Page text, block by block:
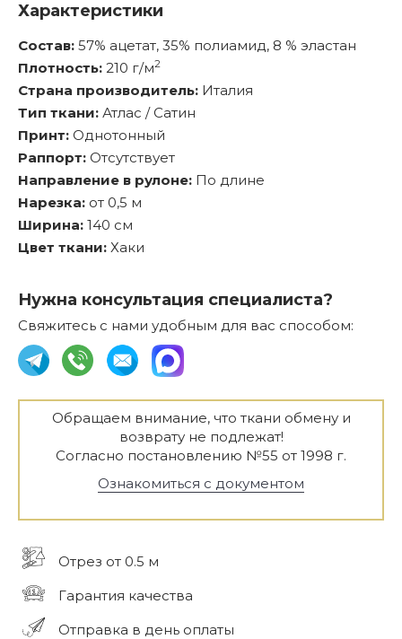
Характеристики
Состав: 57% ацетат, 35% полиамид, 8 % эластан
Плотность: 210 г/м2
Страна производитель: Италия
Тип ткани: Атлас / Сатин
Принт: Однотонный
Раппорт: Отсутствует
Направление в рулоне: По длине
Нарезка: от 0,5 м
Ширина: 140 см
Цвет ткани: Хаки
Нужна консультация специалиста?
Свяжитесь с нами удобным для вас способом:
Обращаем внимание, что ткани обмену и
возврату не подлежат!
Согласно постановлению №55 от 1998 г.
Ознакомиться с документом
Отрез от 0.5 м
Гарантия качества
Отправка в день оплаты